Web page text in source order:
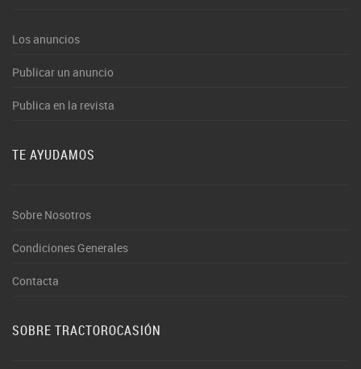
Los anuncios
Publicar un anuncio
Publica en la revista
TE AYUDAMOS
Sobre Nosotros
Condiciones Generales
Contacta
SOBRE TRACTOROCASIÓN